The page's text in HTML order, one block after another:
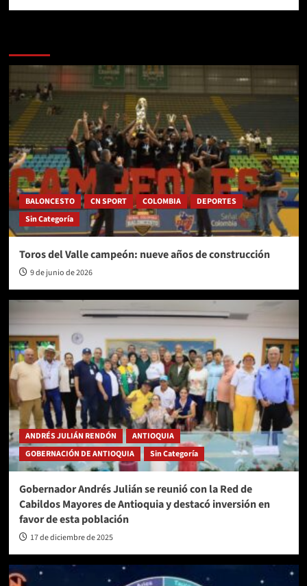
BALONCESTO CN SPORT COLOMBIA
DEPORTES
Sin Categoría
Toros del Valle campeón: nueve años de construcción
9 de junio de 2026
ANDRÉS JULIÁN RENDÓN
ANTIOQUIA
GOBERNACIÓN DE ANTIOQUIA
Sin Categoría
Gobernador Andrés Julián se reunió con la Red de
Cabildos Mayores de Antioquia y destacó inversión en
favor de esta población
17 de diciembre de 2025